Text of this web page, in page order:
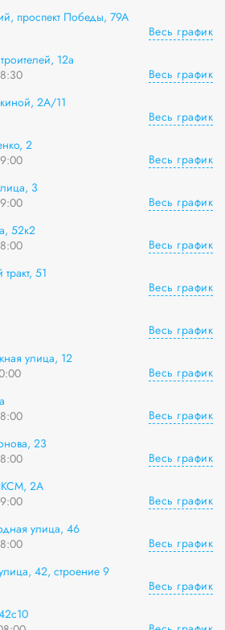
проспект Победы, 79А
Весь график
12а
Весь график
2А/11
Весь график
2
Весь график
3
Весь график
52к2
Весь график
51
Весь график
Весь график
улица, 12
Весь график
Весь график
23
Весь график
2А
Весь график
улица, 46
Весь график
42, строение 9
Весь график